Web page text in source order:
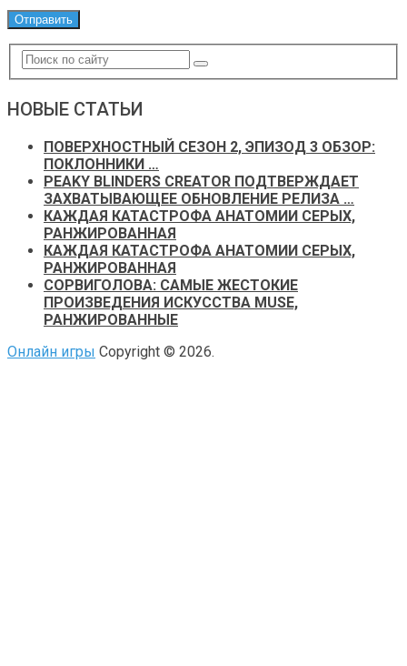
НОВЫЕ СТАТЬИ
ПОВЕРХНОСТНЫЙ СЕЗОН 2, ЭПИЗОД 3 ОБЗОР:
ПОКЛОННИКИ …
PEAKY BLINDERS CREATOR ПОДТВЕРЖДАЕТ
ЗАХВАТЫВАЮЩЕЕ ОБНОВЛЕНИЕ РЕЛИЗА …
КАЖДАЯ КАТАСТРОФА АНАТОМИИ СЕРЫХ,
РАНЖИРОВАННАЯ
КАЖДАЯ КАТАСТРОФА АНАТОМИИ СЕРЫХ,
РАНЖИРОВАННАЯ
СОРВИГОЛОВА: САМЫЕ ЖЕСТОКИЕ
ПРОИЗВЕДЕНИЯ ИСКУССТВА MUSE,
РАНЖИРОВАННЫЕ
Онлайн игры Copyright © 2026.